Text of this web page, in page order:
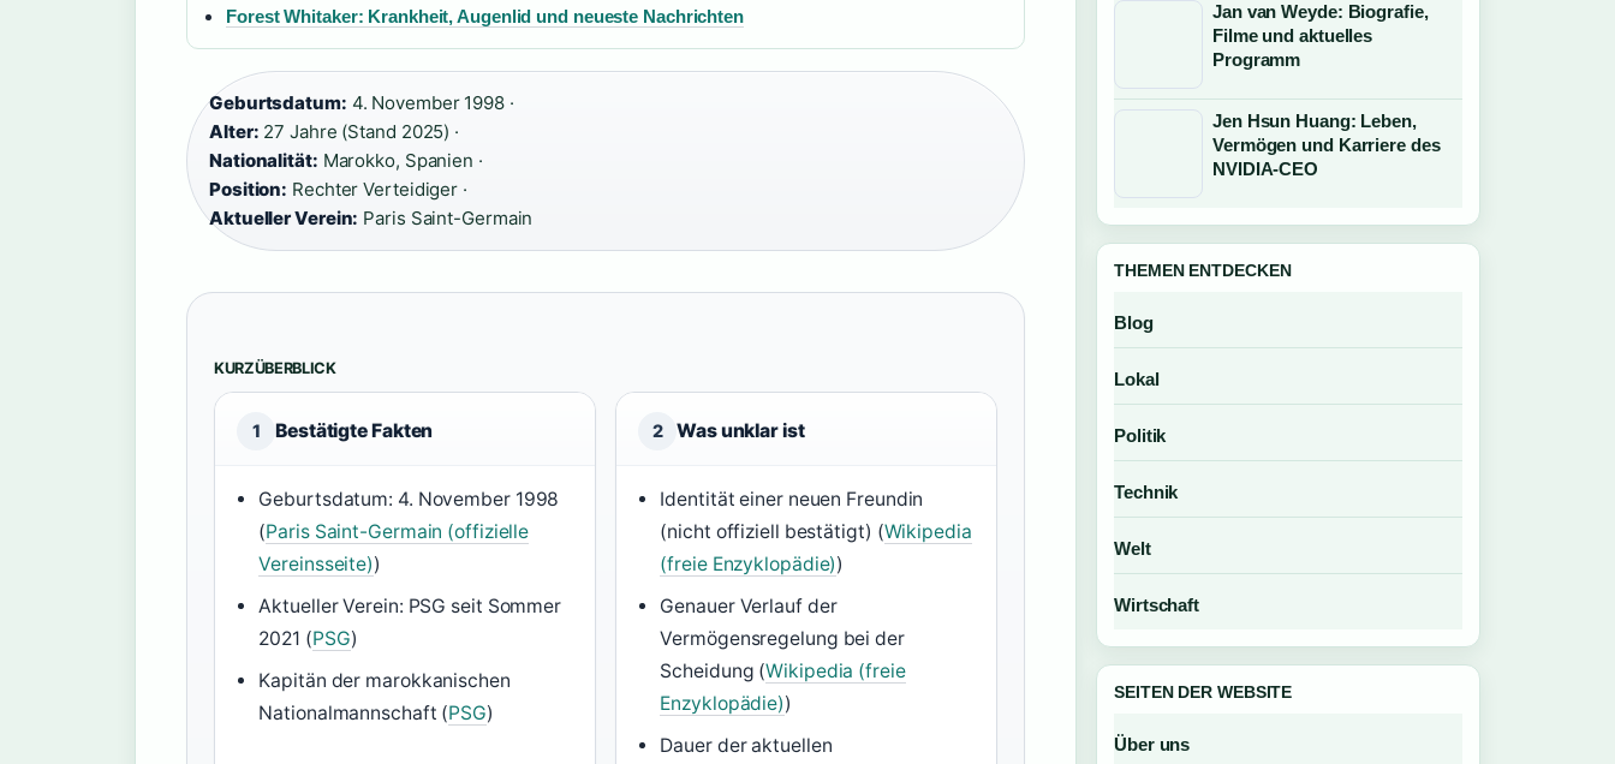
Forest Whitaker: Krankheit, Augenlid und neueste Nachrichten
Geburtsdatum: 4. November 1998 ·
Alter: 27 Jahre (Stand 2025) ·
Nationalität: Marokko, Spanien ·
Position: Rechter Verteidiger ·
Aktueller Verein: Paris Saint-Germain
KURZÜBERBLICK
1 Bestätigte Fakten
Geburtsdatum: 4. November 1998
(Paris Saint-Germain (offizielle
Vereinsseite))
Aktueller Verein: PSG seit Sommer
2021 (PSG)
Kapitän der marokkanischen
Nationalmannschaft (PSG)
2 Was unklar ist
Identität einer neuen Freundin
(nicht offiziell bestätigt) (Wikipedia
(freie Enzyklopädie))
Genauer Verlauf der
Vermögensregelung bei der
Scheidung (Wikipedia (freie
Enzyklopädie))
Dauer der aktuellen
Jan van Weyde: Biografie,
Filme und aktuelles
Programm
Jen Hsun Huang: Leben,
Vermögen und Karriere des
NVIDIA-CEO
THEMEN ENTDECKEN
Blog
Lokal
Politik
Technik
Welt
Wirtschaft
SEITEN DER WEBSITE
Über uns